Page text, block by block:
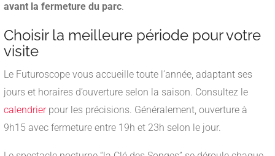
avant la fermeture du parc.
Choisir la meilleure période pour votre
visite
Le Futuroscope vous accueille toute l’année, adaptant ses
jours et horaires d’ouverture selon la saison. Consultez le
calendrierpour les précisions. Généralement, ouverture à
9h15 avec fermeture entre 19h et 23h selon le jour.